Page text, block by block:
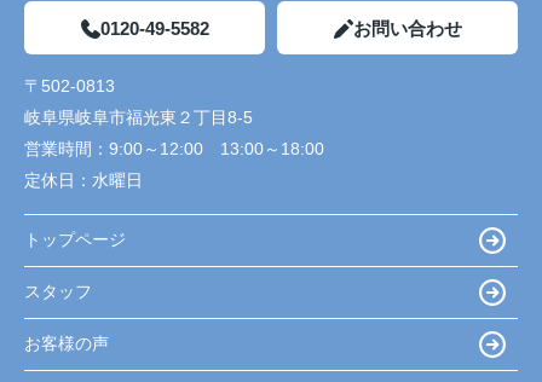
0120-49-5582 お問い合わせ
〒502-0813
岐阜県岐阜市福光東２丁目8-5
営業時間： 9:00～12:00 13:00～18:00
定休日： 水曜日
トップページ
スタッフ
お客様の声